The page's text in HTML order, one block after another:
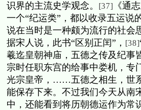
识界的主流史学观念。
[37] 《通
一个“纪运类”，都以收录五运说
说在当时是一种颇为流行的社会
据宋人说，此书“区别正闰”， [38]
羲迄皇朝神庙，五德之传及纪事
宗时任职东宫的给事中娄机，专
光宗皇帝，……五德之相生，世
能保存下来。不过我们今天从南
中，还能看到将历朝德运作为常